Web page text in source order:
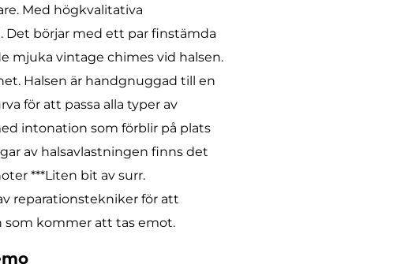
Med högkvalitativa
börjar med ett par finstämda
mjuka vintage chimes vid halsen.
Halsen är handgnuggad till en
för att passa alla typer av
intonation som förblir på plats
av halsavlastningen finns det
***Liten bit av surr.
reparationstekniker för att
som kommer att tas emot.